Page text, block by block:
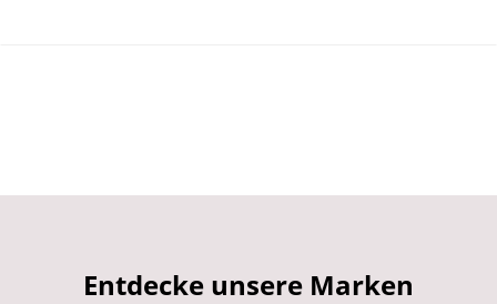
Entdecke unsere Marken